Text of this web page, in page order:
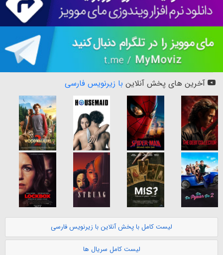
آخرین های پخش آنلاین با زیرنویس فارسی
لیست کامل با پخش آنلاین با زیرنویس فارسی
لیست کامل سریال ها